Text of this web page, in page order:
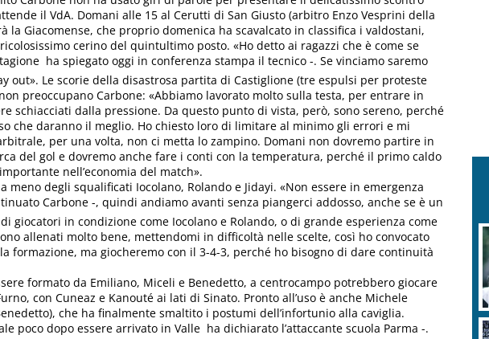
il VdA. Domani alle 15 al Cerutti di San Giusto (arbitro Enzo Vesprini della
la Giacomense, che proprio domenica ha scavalcato in classifica i valdostani,
cerino del quintultimo posto. «Ho detto ai ragazzi che è come se
 ha spiegato oggi in conferenza stampa il tecnico -. Se vinciamo saremo
out». Le scorie della disastrosa partita di Castiglione (tre espulsi per proteste
preoccupano Carbone: «Abbiamo lavorato molto sulla testa, per entrare in
schiacciati dalla pressione. Da questo punto di vista, però, sono sereno, perché
che daranno il meglio. Ho chiesto loro di limitare al minimo gli errori e mi
per una volta, non ci metta lo zampino. Domani non dovremo partire in
del gol e dovremo anche fare i conti con la temperatura, perché il primo caldo
nell’economia del match».
meno degli squalificati Iocolano, Rolando e Jidayi. «Non essere in emergenza
Carbone -, quindi andiamo avanti senza piangerci addosso, anche se è un
giocatori in condizione come Iocolano e Rolando, o di grande esperienza come
allenati molto bene, mettendomi in difficoltà nelle scelte, così ho convocato
formazione, ma giocheremo con il 3-4-3, perché ho bisogno di dare continuità
formato da Emiliano, Miceli e Benedetto, a centrocampo potrebbero giocare
con Cuneaz e Kanouté ai lati di Sinato. Pronto all’uso è anche Michele
che ha finalmente smaltito i postumi dell’infortunio alla caviglia.
poco dopo essere arrivato in Valle  ha dichiarato l’attaccante scuola Parma -.